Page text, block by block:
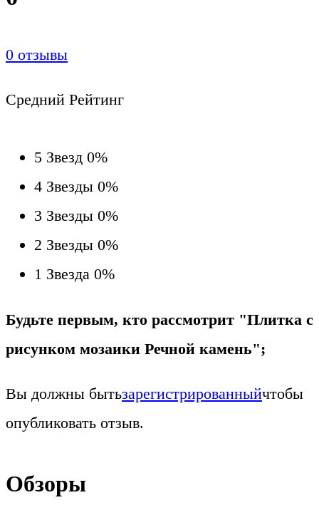
0 отзывы
Средний Рейтинг
5 Звезд 0%
4 Звезды 0%
3 Звезды 0%
2 Звезды 0%
1 Звезда 0%
Будьте первым, кто рассмотрит "Плитка с
рисунком мозаики Речной камень";
Вы должны бытьзарегистрированныйчтобы
опубликовать отзыв.
Обзоры